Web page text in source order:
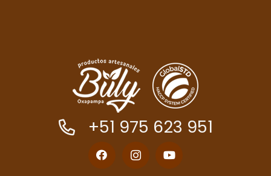
+51 975 623 951